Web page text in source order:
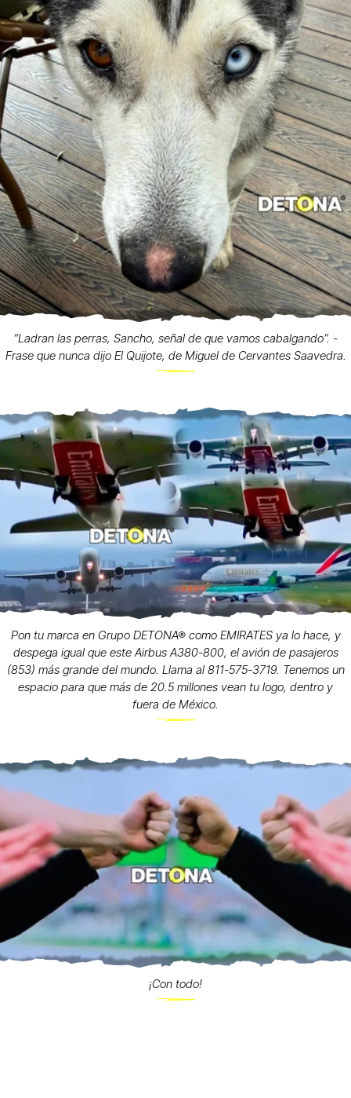
“Ladran las perras, Sancho, señal de que vamos cabalgando”. -
Frase que nunca dijo El Quijote, de Miguel de Cervantes Saavedra.
Pon tu marca en Grupo DETONA® como EMIRATES ya lo hace, y
despega igual que este Airbus A380-800, el avión de pasajeros
(853) más grande del mundo. Llama al 811-575-3719. Tenemos un
espacio para que más de 20.5 millones vean tu logo, dentro y
fuera de México.
¡Con todo!